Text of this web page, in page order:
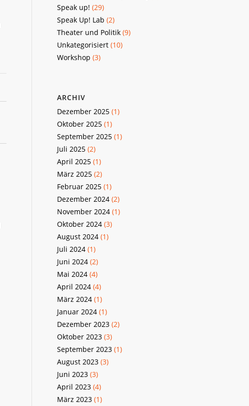
Speak up! (29)
Speak Up! Lab (2)
Theater und Politik(9)
Unkategorisiert(10)
Workshop (3)
ARCHIV
Dezember 2025(1)
Oktober 2025(1)
September 2025(1)
Juli 2025(2)
April 2025(1)
März 2025(2)
Februar 2025(1)
Dezember 2024(2)
November 2024(1)
Oktober 2024(3)
August 2024(1)
Juli 2024(1)
Juni 2024(2)
Mai 2024(4)
April 2024(4)
März 2024(1)
Januar 2024(1)
Dezember 2023(2)
Oktober 2023(3)
September 2023(1)
August 2023(3)
Juni 2023(3)
April 2023(4)
März 2023(1)